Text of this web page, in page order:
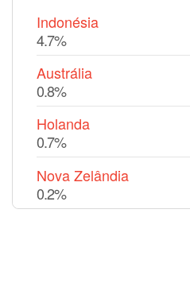
Indonésia
4.7%
Austrália
0.8%
Holanda
0.7%
Nova Zelândia
0.2%